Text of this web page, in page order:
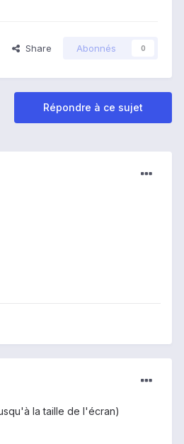
Share Abonnés 0
Répondre à ce sujet
la taille de l'écran)